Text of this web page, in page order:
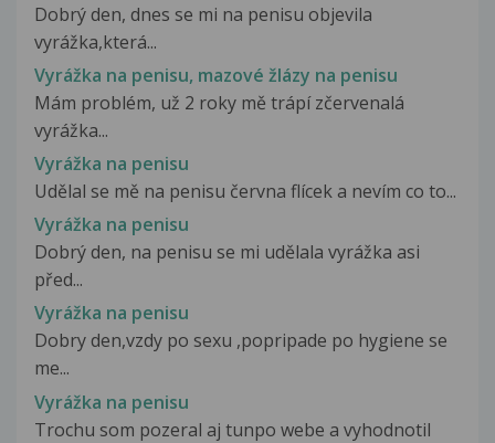
Dobrý den, dnes se mi na penisu objevila
vyrážka,která...
Vyrážka na penisu, mazové žlázy na penisu
Mám problém, už 2 roky mě trápí zčervenalá
vyrážka...
Vyrážka na penisu
Udělal se mě na penisu června flícek a nevím co to...
Vyrážka na penisu
Dobrý den, na penisu se mi udělala vyrážka asi
před...
Vyrážka na penisu
Dobry den,vzdy po sexu ,popripade po hygiene se
me...
Vyrážka na penisu
Trochu som pozeral aj tunpo webe a vyhodnotil